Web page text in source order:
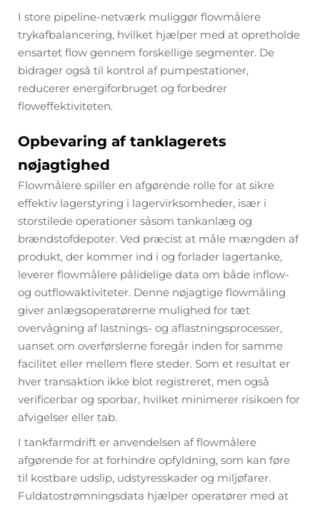
I store pipeline-netværk muliggør flowmålere
trykafbalancering, hvilket hjælper med at opretholde
ensartet flow gennem forskellige segmenter. De
bidrager også til kontrol af pumpestationer,
reducerer energiforbruget og forbedrer
floweffektiviteten.
Opbevaring af tanklagerets
nøjagtighed
Flowmålere spiller en afgørende rolle for at sikre
effektiv lagerstyring i lagervirksomheder, især i
storstilede operationer såsom tankanlæg og
brændstofdepoter. Ved præcist at måle mængden af
produkt, der kommer ind i og forlader lagertanke,
leverer flowmålere pålidelige data om både inflow-
og outflowaktiviteter. Denne nøjagtige flowmåling
giver anlægsoperatørerne mulighed for tæt
overvågning af lastnings- og aflastningsprocesser,
uanset om overførslerne foregår inden for samme
facilitet eller mellem flere steder. Som et resultat er
hver transaktion ikke blot registreret, men også
verificerbar og sporbar, hvilket minimerer risikoen for
afvigelser eller tab.
I tankfarmdrift er anvendelsen af flowmålere
afgørende for at forhindre opfyldning, som kan føre
til kostbare udslip, udstyresskader og miljøfarer.
Fuldatostrømningsdata hjælper operatører med at